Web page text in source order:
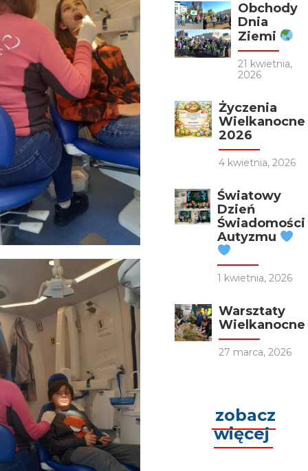
Obchody
Dnia
Ziemi
21 kwietnia,
2026
Życzenia
Wielkanocne
2026
4 kwietnia, 2026
Światowy
Dzień
Świadomości
Autyzmu
1 kwietnia, 2026
Warsztaty
Wielkanocne
27 marca, 2026
zobacz
więcej